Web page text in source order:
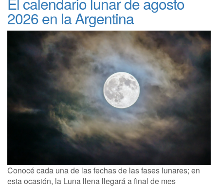
2026 en la Argentina
Conocé cada una de las fechas de las fases lunares; en
esta ocasión, la Luna llena llegará a final de mes